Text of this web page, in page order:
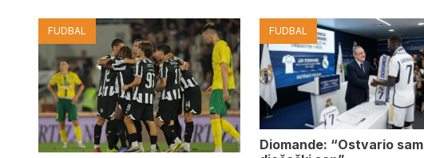
FUDBAL FUDBAL
Diomande: “Ostvario sam